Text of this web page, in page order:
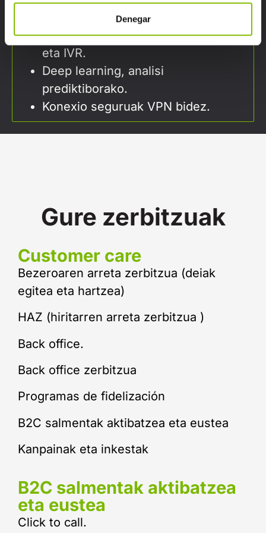
Denegar
Bideratzaile (router) adimenduna
eta IVR.
Deep learning, analisi
prediktiborako.
Konexio seguruak VPN bidez.
Gure zerbitzuak
Customer care
Bezeroaren arreta zerbitzua (deiak
egitea eta hartzea)
HAZ (hiritarren arreta zerbitzua )
Back office.
Back office zerbitzua
Programas de fidelización
B2C salmentak aktibatzea eta eustea
Kanpainak eta inkestak
B2C salmentak aktibatzea
eta eustea
Click to call.